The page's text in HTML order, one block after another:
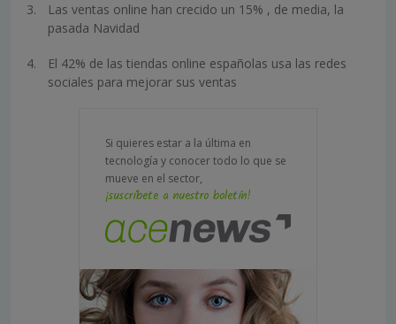
Las ventas online han crecido un 15% , de media, la
pasada Navidad
El 42% de las tiendas online españolas usa las redes
sociales para mejorar sus ventas
Si quieres estar a la última en
tecnología y conocer todo lo que se
mueve en el sector,
¡suscríbete a nuestro boletín!